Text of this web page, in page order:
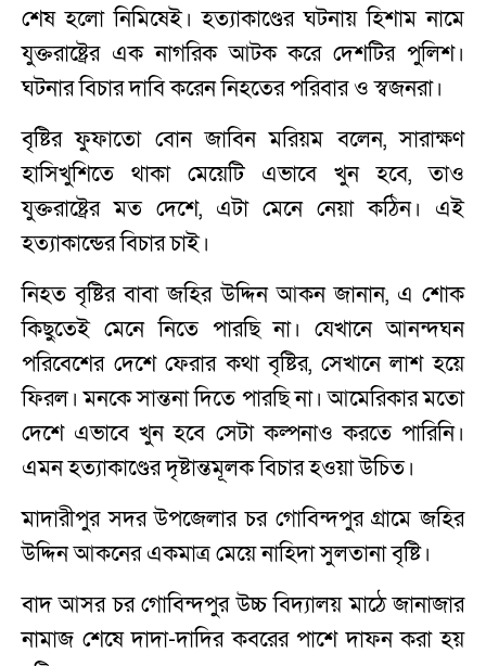
শেষ হলো নিমিষেই। হত্যাকাণ্ডের ঘটনায় হিশাম নামে
যুক্তরাষ্ট্রের এক নাগরিক আটক করে দেশটির পুলিশ।
ঘটনার বিচার দাবি করেন নিহতের পরিবার ও স্বজনরা।
বৃষ্টির ফুফাতো বোন জাবিন মরিয়ম বলেন, সারাক্ষণ
হাসিখুশিতে থাকা মেয়েটি এভাবে খুন হবে, তাও
যুক্তরাষ্ট্রের মত দেশে, এটা মেনে নেয়া কঠিন। এই
হত্যাকান্ডের বিচার চাই।
নিহত বৃষ্টির বাবা জহির উদ্দিন আকন জানান, এ শোক
কিছুতেই মেনে নিতে পারছি না। যেখানে আনন্দঘন
পরিবেশের দেশে ফেরার কথা বৃষ্টির, সেখানে লাশ হয়ে
ফিরল। মনকে সান্তনা দিতে পারছি না। আমেরিকার মতো
দেশে এভাবে খুন হবে সেটা কল্পনাও করতে পারিনি।
এমন হত্যাকাণ্ডের দৃষ্টান্তমূলক বিচার হওয়া উচিত।
মাদারীপুর সদর উপজেলার চর গোবিন্দপুর গ্রামে জহির
উদ্দিন আকনের একমাত্র মেয়ে নাহিদা সুলতানা বৃষ্টি।
বাদ আসর চর গো‌বিন্দপুর উচ্চ বিদ‌্যালয় মা‌ঠে জানাজার
নামাজ শেষে দাদা-দাদির কবরের পাশে দাফন করা হয়